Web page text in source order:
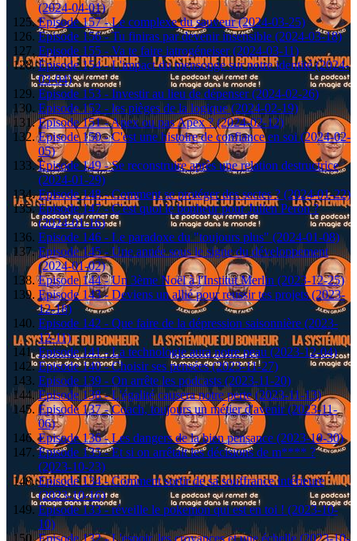
(2024-04-01)
Episode 157 - Le complexe du sauveur (2024-03-25)
Episode 156 - Tu finiras par devenir insensible (2024-03-18)
Episode 155 - Va te faire iatrogéneiser (2024-03-11)
Episode 154 - L'impact du mensonge sur notre identité (2024-
03-04)
Episode 153 - Investir au lieu de dépenser (2024-02-26)
Episode 152 - les pièges de la logique (2024-02-19)
Episode 151 - Apex ou pas Apex ? (2024-02-12)
Episode 150 - C'est une histoire de confiance en soi (2024-02-
05)
Episode 149 - Se reconstruire après une relation destructrice
(2024-01-29)
Episode 148 - Comment se protéger des sectes ? (2024-01-22)
Episode 147 - C'est quoi le bonheur pour Julien Peron ?
(2024-01-16)
Episode 146 - Le paradoxe du "toujours plus" (2024-01-08)
Episode 145 - Une année sous le signe du développement
(2024-01-02)
Episode 144 - Un 3ème Noël à l'Institut Merlin (2023-12-25)
Episode 143 - Deviens un allié pour reussir tes projets (2023-
12-18)
Episode 142 - Que faire de la dépression saisonnière (2023-
12-11)
Episode 141 - La technologie aura notre peau (2023-12-04)
Episode 140 - Choisir ses pensées (2023-11-27)
Episode 139 - On arrête les podcasts (2023-11-20)
Episode 138 - L'égalité causera notre perte (2023-11-13)
Episode 137 - Coach, toujours un métier d'avenir (2023-11-
06)
Episode 136 - Les dangers de la bien pensance (2023-10-30)
Episode 135 - Et si on arrêtait les décisions de m**** ?
(2023-10-23)
Episode 134 - Comment sortir de sa souffrance intérieure
(2023-10-16)
Episode 133 - réveille le pokemon qui est en toi ! (2023-10-
10)
Episode 132 - L'espoir, les croyances et une échelle (2023-10-